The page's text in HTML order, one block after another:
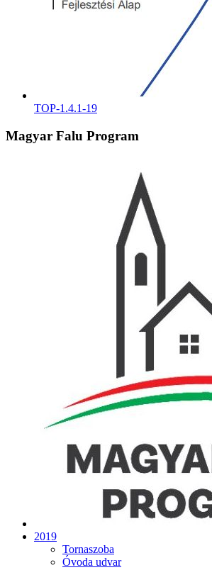
TOP-1.4.1-19
Magyar Falu Program
2019
Tornaszoba
Óvoda udvar